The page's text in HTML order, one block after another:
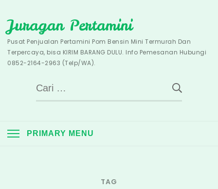
to
content
Juragan Pertamini
Pusat Penjualan Pertamini Pom Bensin Mini Termurah Dan
Terpercaya, bisa KIRIM BARANG DULU. Info Pemesanan Hubungi
0852-2164-2963 (Telp/WA).
Cari
untuk:
PRIMARY MENU
TAG